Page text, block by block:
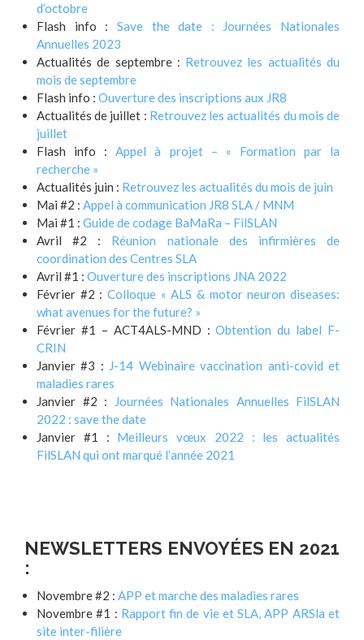
d’octobre
Flash info : Save the date : Journées Nationales
Annuelles 2023
Actualités de septembre : Retrouvez les actualités du
mois de septembre
Flash info : Ouverture des inscriptions aux JR8
Actualités de juillet : Retrouvez les actualités du mois de
juillet
Flash info :Appel à projet – « Formation par la
recherche »
Actualités juin : Retrouvez les actualités du mois de juin
Mai #2 : Appel à communication JR8 SLA / MNM
Mai #1 : Guide de codage BaMaRa – FilSLAN
Avril #2 : Réunion nationale des infirmières de
coordination des Centres SLA
Avril #1 : Ouverture des inscriptions JNA 2022
Février #2 : Colloque « ALS & motor neuron diseases:
what avenues for the future? »
Février #1 – ACT4ALS-MND :Obtention du label F-
CRIN
Janvier #3 : J-14 Webinaire vaccination anti-covid et
maladies rares
Janvier #2 :
Journées Nationales Annuelles FilSLAN
2022 : save the date
Janvier #1 : Meilleurs vœux 2022 : les actualités
FilSLAN qui ont marqué l’année 2021
NEWSLETTERS ENVOYÉES EN 2021
:
Novembre #2 : APP et marche des maladies rares
Novembre #1 : Rapport fin de vie et SLA, APP ARSla et
site inter-filière